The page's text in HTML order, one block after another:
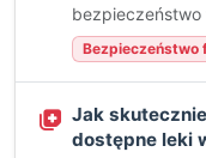
bezpieczeństwo
Bezpieczeństwo
Jak
dostępne leki